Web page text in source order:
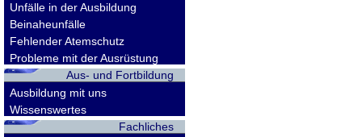
Unfälle in der Ausbildung
Beinaheunfälle
Fehlender Atemschutz
Probleme mit der Ausrüstung
Aus- und Fortbildung
Ausbildung mit uns
Wissenswertes
Fachliches